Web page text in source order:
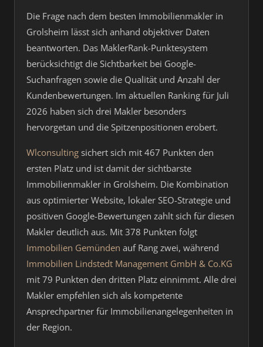
Die Frage nach dem besten Immobilienmakler in
Grolsheim lässt sich anhand objektiver Daten
beantworten. Das MaklerRank-Punktesystem
berücksichtigt die Sichtbarkeit bei Google-
Suchanfragen sowie die Qualität und Anzahl der
Kundenbewertungen. Im aktuellen Ranking für Juli
2026 haben sich drei Makler besonders
hervorgetan und die Spitzenpositionen erobert.
Wlconsulting sichert sich mit 467 Punkten den
ersten Platz und ist damit der sichtbarste
Immobilienmakler in Grolsheim. Die Kombination
aus optimierter Website, lokaler SEO-Strategie und
positiven Google-Bewertungen zahlt sich für diesen
Makler deutlich aus. Mit 378 Punkten folgt
Immobilien Gemünden auf Rang zwei, während
Immobilien Lindstedt Management GmbH & Co.KG
mit 79 Punkten den dritten Platz einnimmt. Alle drei
Makler empfehlen sich als kompetente
Ansprechpartner für Immobilienangelegenheiten in
der Region.